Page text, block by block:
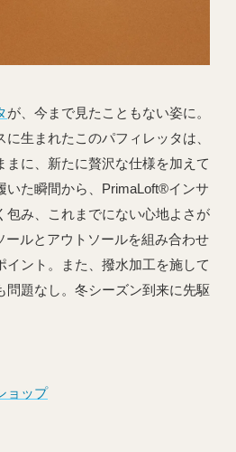
が、今まで見たこともない姿に。
生まれたこのパフィレッタは、
まに、新たに贅沢な仕様を加えて
いた瞬間から、PrimaLoft®インサ
包み、これまでにない心地よさが
ールとアウトソールを組み合わせ
イント。また、撥水加工を施して
問題なし。冬シーズン到来に先駆
ョップ